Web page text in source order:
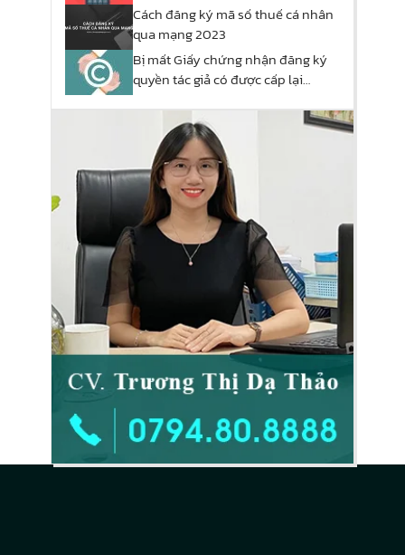
Cách đăng ký mã số thuế cá nhân
qua mạng 2023
Bị mất Giấy chứng nhận đăng ký
quyền tác giả có được cấp lại